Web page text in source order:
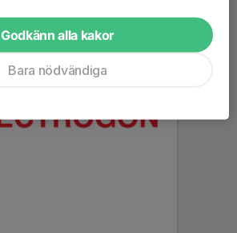
Godkänn alla kakor
Bara nödvändiga